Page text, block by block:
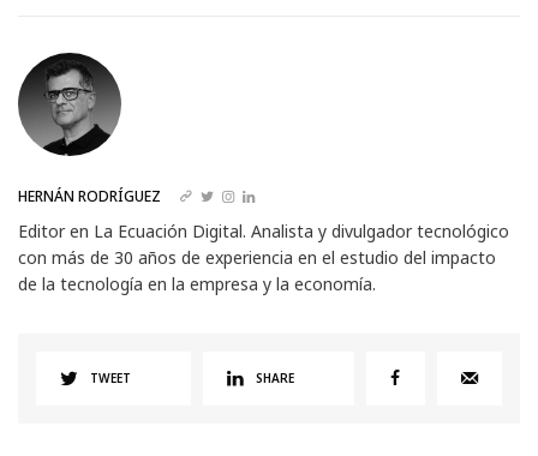
HERNÁN RODRÍGUEZ
Editor en La Ecuación Digital. Analista y divulgador tecnológico
con más de 30 años de experiencia en el estudio del impacto
de la tecnología en la empresa y la economía.
TWEET SHARE